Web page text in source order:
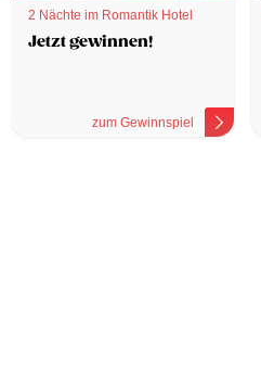
2 Nächte im Romantik Hotel
Jetzt gewinnen!
zum Gewinnspiel